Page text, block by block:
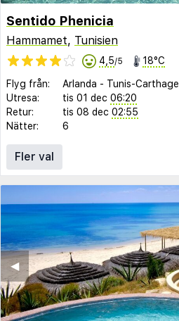
Sentido Phenicia
Hammamet, Tunisien
4,5/5 18°C
Flyg från: Arlanda - Tunis-Carthage
Utresa:
tis 01 dec 06:20
Retur:
tis 08 dec 02:55
Nätter:
6
Fler val
◀︎